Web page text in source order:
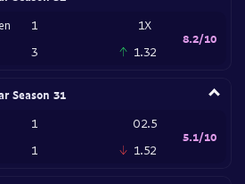
1
3
1X
1.32
8.2/10
Season 31
1
1
O2.5
1.52
5.1/10